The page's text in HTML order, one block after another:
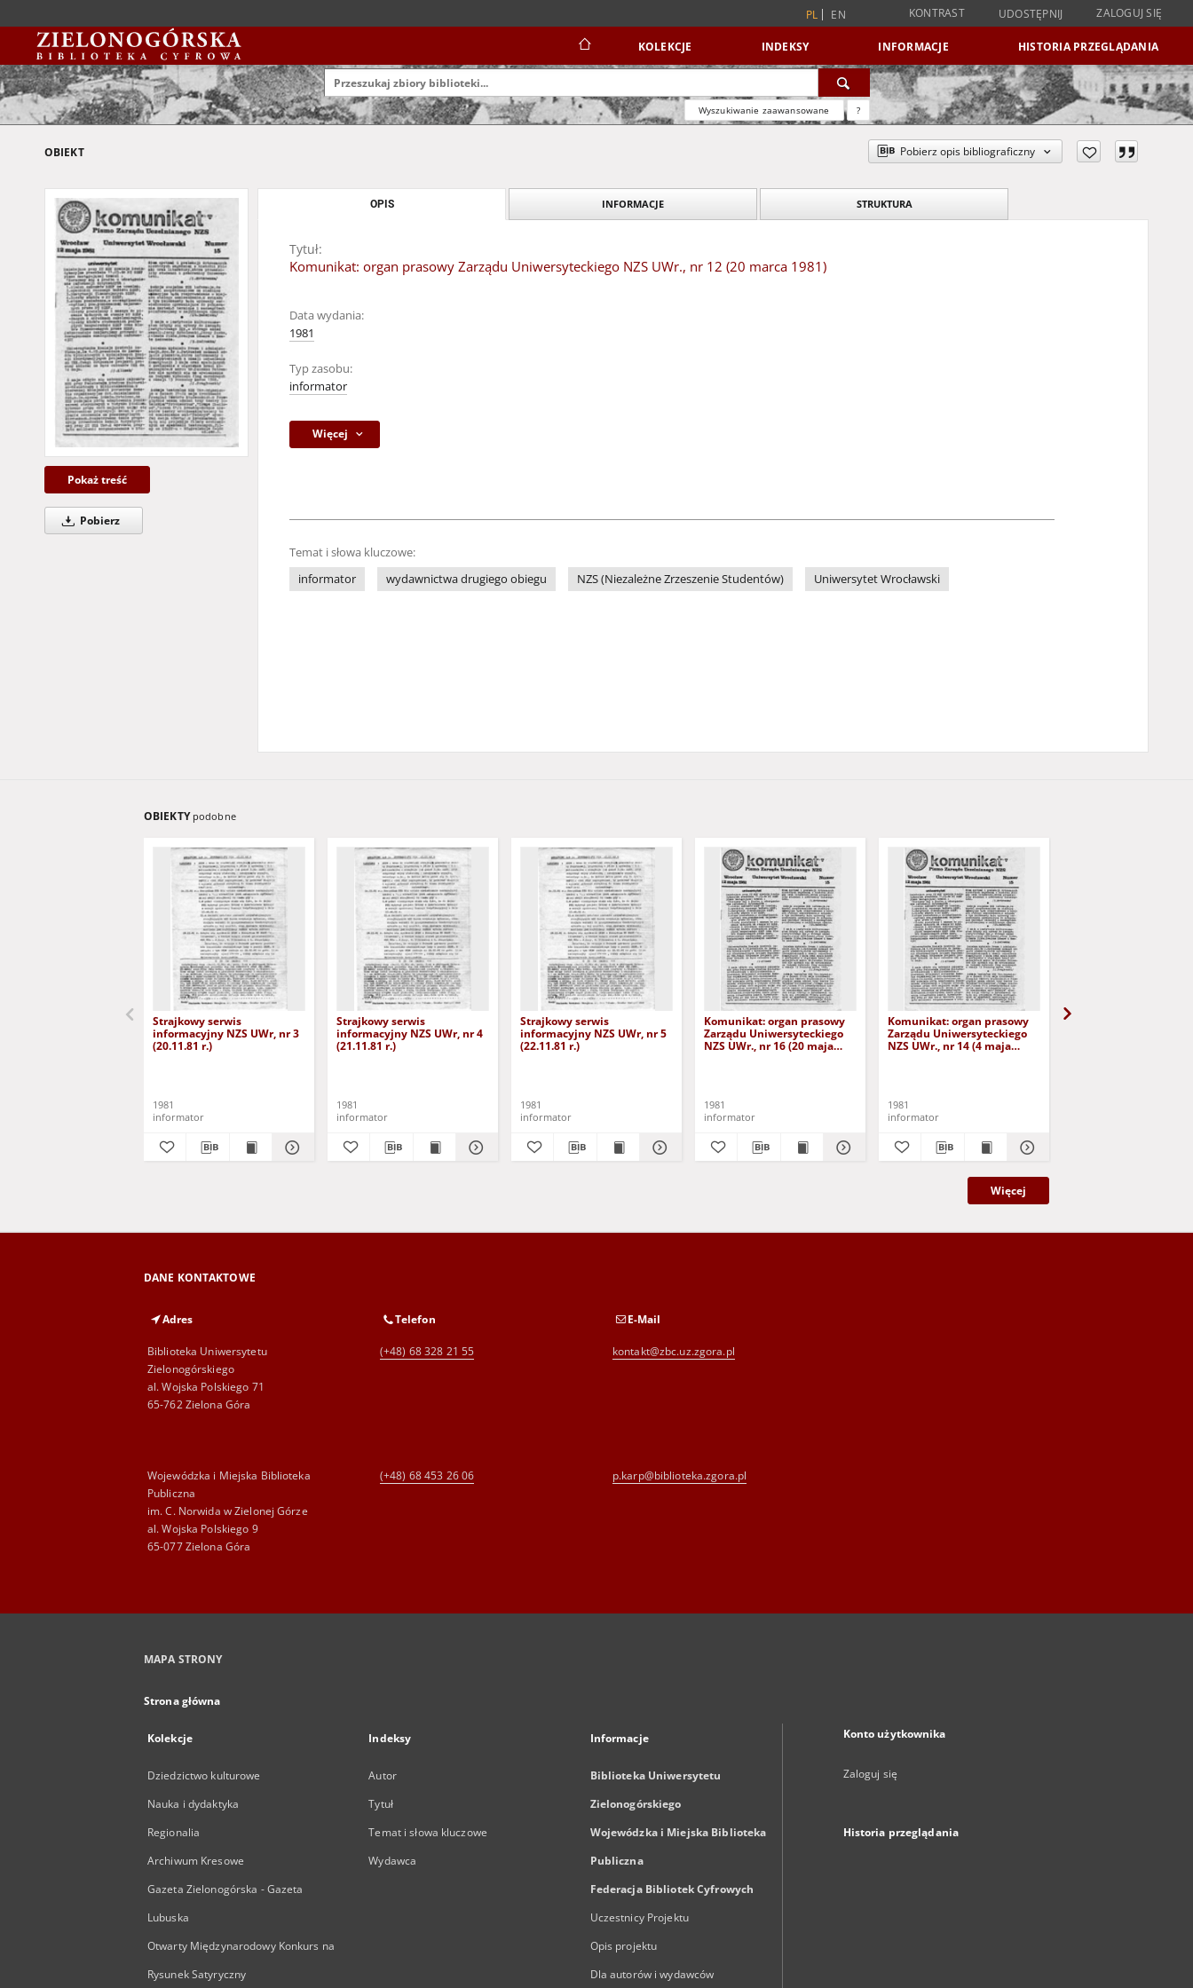
PL EN KONTRAST UDOSTĘPNIJ ZALOGUJ SIĘ
KOLEKCJE INDEKSY INFORMACJE HISTORIA PRZEGLĄDANIA
Wyszukiwanie zaawansowane ?
OBIEKT Pobierz opis bibliograficzny
Pokaż treść
Pobierz
OPIS INFORMACJE STRUKTURA
Tytuł:
Komunikat: organ prasowy Zarządu Uniwersyteckiego NZS UWr., nr 12 (20 marca 1981)
Data wydania:
1981
Typ zasobu:
informator
Więcej
Temat i słowa kluczowe:
informator
wydawnictwa drugiego obiegu NZS (Niezależne Zrzeszenie Studentów) Uniwersytet Wrocławski
OBIEKTY podobne
Strajkowy serwis
informacyjny NZS UWr, nr 3
(20.11.81 r.)
1981
informator
Strajkowy serwis
informacyjny NZS UWr, nr 4
(21.11.81 r.)
1981
informator
Strajkowy serwis
informacyjny NZS UWr, nr 5
(22.11.81 r.)
1981
informator
Komunikat: organ prasowy
Zarządu Uniwersyteckiego
NZS UWr., nr 16 (20 maja
1981
informator
Komunikat: organ prasowy
Zarządu Uniwersyteckiego
NZS UWr., nr 14 (4 maja
1981
informator
Więcej
DANE KONTAKTOWE
Adres
Biblioteka Uniwersytetu
Zielonogórskiego
al. Wojska Polskiego 71
65-762 Zielona Góra
Telefon
(+48) 68 328 21 55
E-Mail
kontakt@zbc.uz.zgora.pl
Wojewódzka i Miejska Biblioteka
Publiczna
im. C. Norwida w Zielonej Górze
al. Wojska Polskiego 9
65-077 Zielona Góra
(+48) 68 453 26 06 p.karp@biblioteka.zgora.pl
MAPA STRONY
Strona główna
Kolekcje
Dziedzictwo kulturowe
Nauka i dydaktyka
Regionalia
Archiwum Kresowe
Gazeta Zielonogórska - Gazeta
Lubuska
Otwarty Międzynarodowy Konkurs na
Rysunek Satyryczny
Indeksy
Autor
Tytuł
Temat i słowa kluczowe
Wydawca
Informacje
Biblioteka Uniwersytetu
Zielonogórskiego
Wojewódzka i Miejska Biblioteka
Publiczna
Federacja Bibliotek Cyfrowych
Uczestnicy Projektu
Opis projektu
Dla autorów i wydawców
Konto użytkownika
Zaloguj się
Historia przeglądania